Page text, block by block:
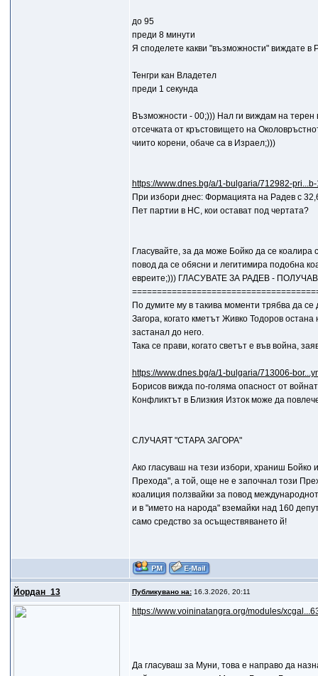
до 95
преди 8 минути
Я споделете какви "възможности" виждате в
Тенгри кан Владетел
преди 1 секунда
Възможности - 00;))) Нал ги виждам на
отсечката от кръстовището на
чиито корени, обаче са в Израел;)))
https://www.dnes.bg/a/1-bulgaria/712982-
При избори днес: Формацията на Радев с
Пет партии в НС, кои остават под чертата?
Гласувайте, за да може Бойко да се
повод да се обясни и легитимира подобна
евреите;))) ГЛАСУВАТЕ ЗА РАДЕВ -
По думите му в такива моменти трябва да
Загора, когато кметът Живко Тодоров
застанал до него.
Така се прави, когато светът е във война,
https://www.dnes.bg/a/1-bulgaria/713006-
Борисов вижда по-голяма опасност от
Конфликтът в Близкия Изток може да
СЛУЧАЯТ "СТАРА ЗАГОРА"
Ако гласуваш на тези избори, храниш Бойко
Прехода", а той, още не е започнал този
коалиция ползвайки за повод
и в "името на народа" вземайки над 160
само средство за осъществяването й!
Йордан_13 Публикувано на:16.3.2026, 20:11
https://www.voininatangra.org/modules/
Да гласуваш за Муни, това е направо да